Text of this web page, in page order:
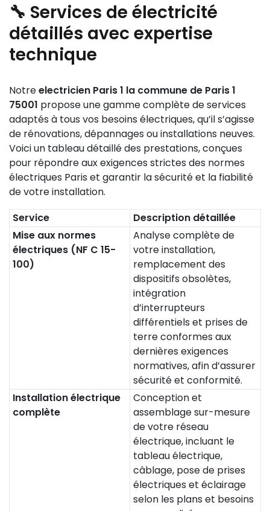
🔧 Services de électricité
détaillés avec expertise
technique
Notreelectricien Paris 1 la commune de Paris 1
75001 propose une gamme complète de services
adaptés à tous vos besoins électriques, qu’il s’agisse
de rénovations, dépannages ou installations neuves.
Voici un tableau détaillé des prestations, conçues
pour répondre aux exigences strictes des normes
électriques Paris et garantir la sécurité et la fiabilité
de votre installation.
Service
Description détaillée
Mise aux normes
électriques (NF C 15-
100)
Analyse complète de
votre installation,
remplacement des
dispositifs obsolètes,
intégration
d’interrupteurs
différentiels et prises de
terre conformes aux
dernières exigences
normatives, afin d’assurer
sécurité et conformité.
Installation électrique
complète
Conception et
assemblage sur-mesure
de votre réseau
électrique, incluant le
tableau électrique,
câblage, pose de prises
électriques et éclairage
selon les plans et besoins